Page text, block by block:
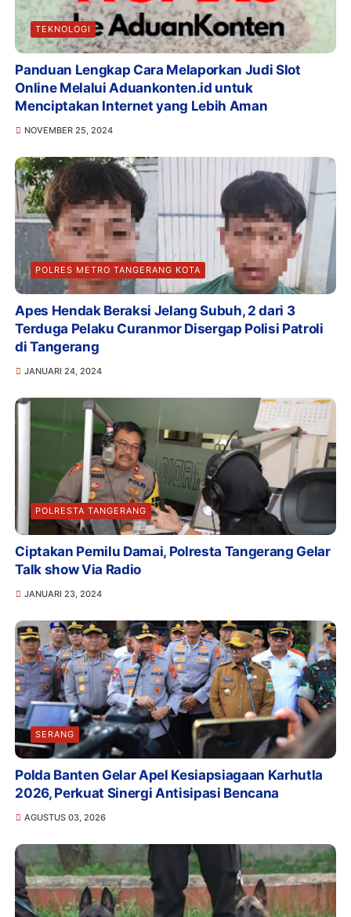
TEKNOLOGI
Panduan Lengkap Cara Melaporkan Judi Slot
Online Melalui Aduankonten.id untuk
Menciptakan Internet yang Lebih Aman
NOVEMBER 25, 2024
POLRES METRO TANGERANG KOTA
Apes Hendak Beraksi Jelang Subuh, 2 dari 3
Terduga Pelaku Curanmor Disergap Polisi Patroli
di Tangerang
JANUARI 24, 2024
POLRESTA TANGERANG
Ciptakan Pemilu Damai, Polresta Tangerang Gelar
Talk show Via Radio
JANUARI 23, 2024
SERANG
Polda Banten Gelar Apel Kesiapsiagaan Karhutla
2026, Perkuat Sinergi Antisipasi Bencana
AGUSTUS 03, 2026